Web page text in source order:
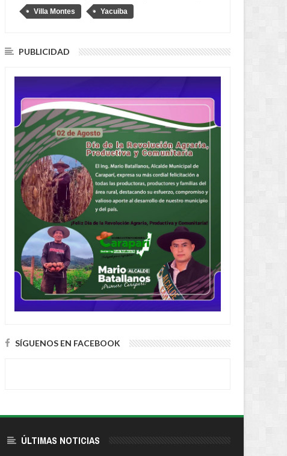
Villa Montes Yacuiba
PUBLICIDAD
SÍGUENOS EN FACEBOOK
ÚLTIMAS NOTICIAS